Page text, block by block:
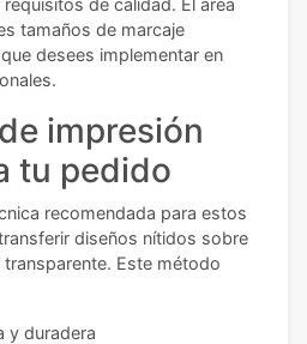
de calidad. El área
tamaños de marcaje
desees implementar en
impresión
tu pedido
recomendada para estos
diseños nítidos sobre
transparente. Este método
y duradera